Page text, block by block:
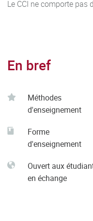
Le CCI ne comporte pas
En bref
Méthodes
d'enseignement
Forme
d'enseignement
Ouvert aux
en échange